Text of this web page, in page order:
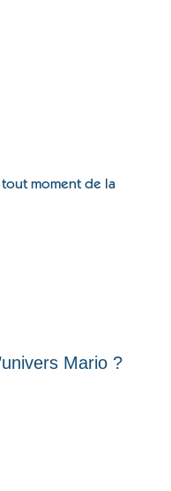
moment de la
Mario ?